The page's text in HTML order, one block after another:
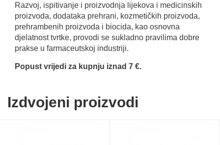
Razvoj, ispitivanje i proizvodnja lijekova i medicinskih
proizvoda, dodataka prehrani, kozmetičkih proizvoda,
prehrambenih proizvoda i biocida, kao osnovna
djelatnost tvrtke, provodi se sukladno pravilima dobre
prakse u farmaceutskoj industriji.
Popust vrijedi za kupnju iznad 7 €.
Izdvojeni proizvodi